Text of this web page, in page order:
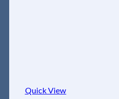
Quick View